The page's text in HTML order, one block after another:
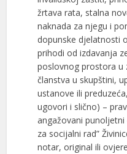
žrtava rata, stalna
naknada za njegu i
dopunske djelatnosti
prihodi od izdavanja
poslovnog prostora u
članstva u skupštini,
ustanove ili
ugovori i slično) –
angažovani punoljetni
za socijalni rad”
notar, original ili